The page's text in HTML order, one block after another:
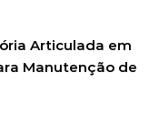
Articulada em
Manutenção de